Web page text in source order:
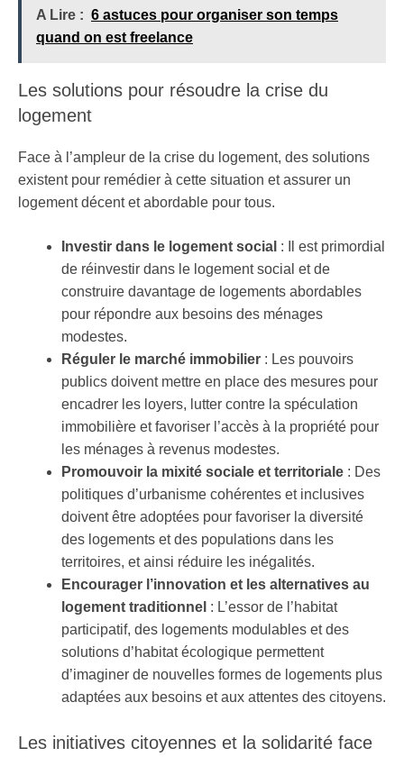
A Lire : 6 astuces pour organiser son temps
quand on est freelance
Les solutions pour résoudre la crise du
logement
Face à l’ampleur de la crise du logement, des solutions
existent pour remédier à cette situation et assurer un
logement décent et abordable pour tous.
Investir dans le logement social : Il est primordial
de réinvestir dans le logement social et de
construire davantage de logements abordables
pour répondre aux besoins des ménages
modestes.
Réguler le marché immobilier : Les pouvoirs
publics doivent mettre en place des mesures pour
encadrer les loyers, lutter contre la spéculation
immobilière et favoriser l’accès à la propriété pour
les ménages à revenus modestes.
Promouvoir la mixité sociale et territoriale : Des
politiques d’urbanisme cohérentes et inclusives
doivent être adoptées pour favoriser la diversité
des logements et des populations dans les
territoires, et ainsi réduire les inégalités.
Encourager l’innovation et les alternatives au
logement traditionnel : L’essor de l’habitat
participatif, des logements modulables et des
solutions d’habitat écologique permettent
d’imaginer de nouvelles formes de logements plus
adaptées aux besoins et aux attentes des citoyens.
Les initiatives citoyennes et la solidarité face